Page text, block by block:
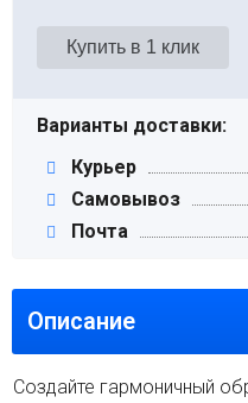
Варианты доставки:
Курьер
Самовывоз
Почта
Описание
Создайте гармоничный